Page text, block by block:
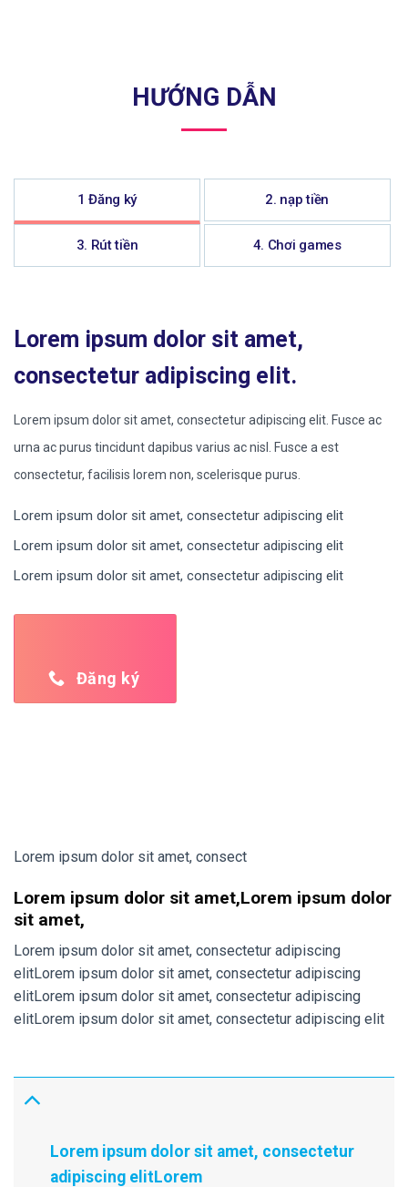
HƯỚNG DẪN
1 Đăng ký 2. nạp tiền
3. Rút tiền 4. Chơi games
Lorem ipsum dolor sit amet,
consectetur adipiscing elit.
Lorem ipsum dolor sit amet, consectetur adipiscing elit. Fusce ac
urna ac purus tincidunt dapibus varius ac nisl. Fusce a est
consectetur, facilisis lorem non, scelerisque purus.
Lorem ipsum dolor sit amet, consectetur adipiscing elit
Lorem ipsum dolor sit amet, consectetur adipiscing elit
Lorem ipsum dolor sit amet, consectetur adipiscing elit
Đăng ký
Lorem ipsum dolor sit amet, consect
Lorem ipsum dolor sit amet,Lorem ipsum dolor
sit amet,
Lorem ipsum dolor sit amet, consectetur adipiscing
elitLorem ipsum dolor sit amet, consectetur adipiscing
elitLorem ipsum dolor sit amet, consectetur adipiscing
elitLorem ipsum dolor sit amet, consectetur adipiscing elit
Lorem ipsum dolor sit amet, consectetur
adipiscing elitLorem